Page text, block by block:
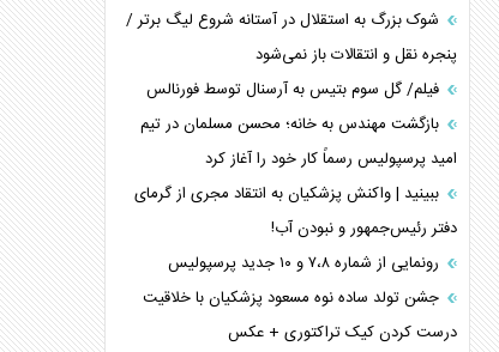
شوک بزرگ به استقلال در آستانه شروع لیگ برتر /
پنجره نقل و انتقالات باز نمی‌شود
فیلم/ گل سوم بتیس به آرسنال توسط فورنالس
بازگشت مهندس به خانه؛ محسن مسلمان در تیم
امید پرسپولیس رسماً کار خود را آغاز کرد
ببینید | واکنش پزشکیان به انتقاد مجری از گرمای
دفتر رئیس‌جمهور و نبودن آب!
رونمایی از شماره ۷،۸ و ۱۰ جدید پرسپولیس
جشن تولد ساده نوه مسعود پزشکیان با خلاقیت
درست کردن کیک تراکتوری + عکس